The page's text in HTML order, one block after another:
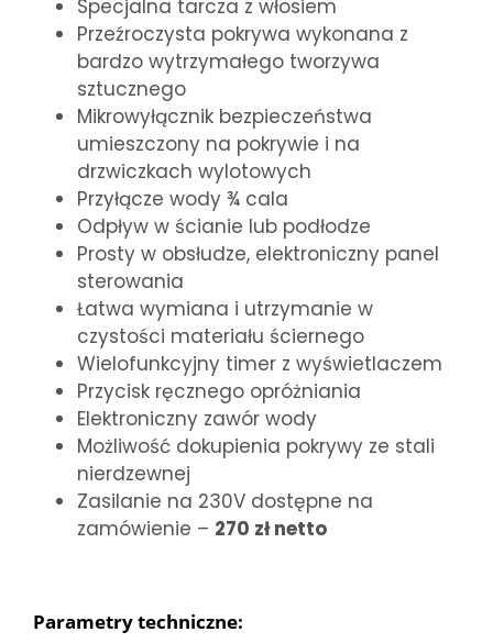
Specjalna tarcza z włosiem
Przeźroczysta pokrywa wykonana z
bardzo wytrzymałego tworzywa
sztucznego
Mikrowyłącznik bezpieczeństwa
umieszczony na pokrywie i na
drzwiczkach wylotowych
Przyłącze wody ¾ cala
Odpływ w ścianie lub podłodze
Prosty w obsłudze, elektroniczny panel
sterowania
Łatwa wymiana i utrzymanie w
czystości materiału ściernego
Wielofunkcyjny timer z wyświetlaczem
Przycisk ręcznego opróżniania
Elektroniczny zawór wody
Możliwość dokupienia pokrywy ze stali
nierdzewnej
Zasilanie na 230V dostępne na
zamówienie – 270 zł netto
Parametry techniczne: